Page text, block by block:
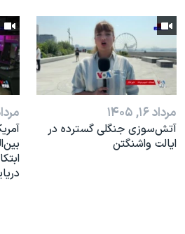
مرداد ۱۶, ۱۴۰۵
آتش‌سوزی جنگلی گسترده در
ایالت واشنگتن
مرداد ۱۶,